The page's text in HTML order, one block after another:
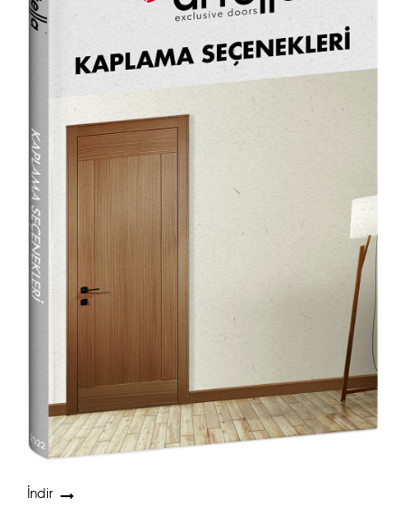
İndir